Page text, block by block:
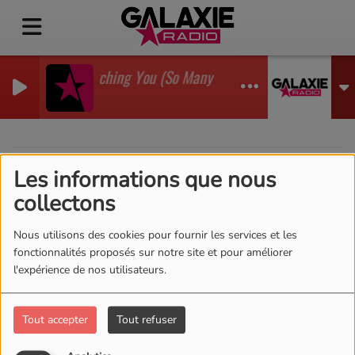
Les informations que nous
collectons
Nous utilisons des cookies pour fournir les services et les
fonctionnalités proposés sur notre site et pour améliorer
l'expérience de nos utilisateurs.
Tout accepter Tout refuser
I'm Watching You (So Many Times) (Sean Finn
GADJO